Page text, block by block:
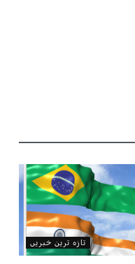
تازہ ترین خبریں